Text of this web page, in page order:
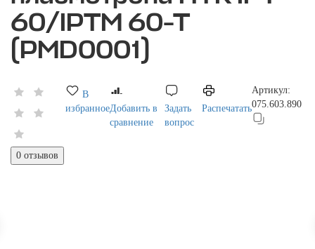
60/IPTM 60-T
(PMD0001)
0 отзывов
В
избранноеДобавить в
сравнение
Задать
вопрос
Распечатать
Артикул:
075.603.890